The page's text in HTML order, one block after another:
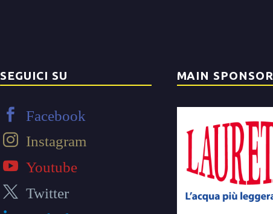
SEGUICI SU
Facebook
Instagram
Youtube
Twitter
MAIN SPONSOR